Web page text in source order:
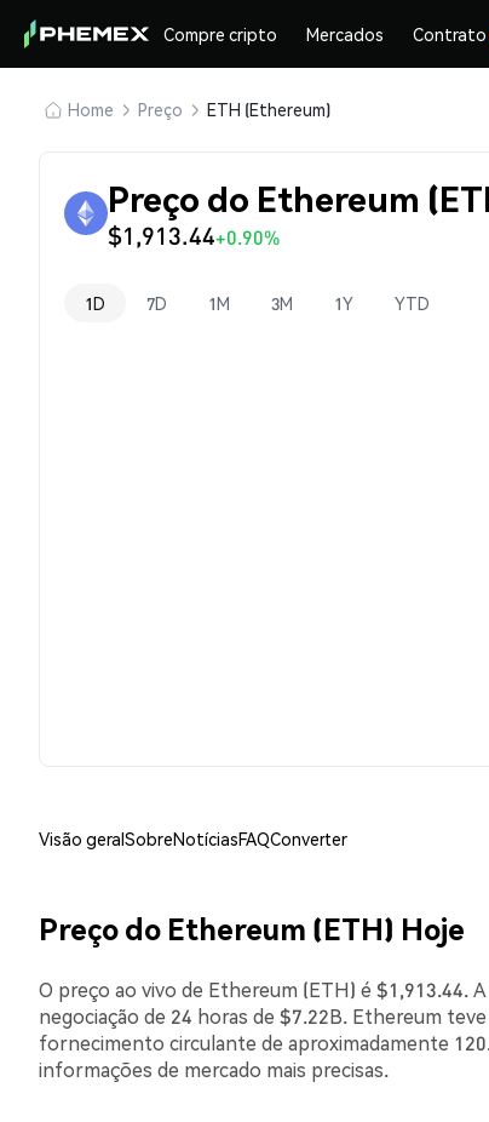
Compre cripto Mercados Contrato
Home Preço ETH (Ethereum)
Preço do Ethereum
$1,913.44+0.90%
1D 7D 1M 3M 1Y YTD
Visão geralSobreNotíciasFAQConverter
Preço do Ethereum (ETH) Hoje
O preço ao vivo de Ethereum (ETH) é $1,913.44.
negociação de 24 horas de $7.22B. Ethereum
fornecimento circulante de aproximadamente
informações de mercado mais precisas.